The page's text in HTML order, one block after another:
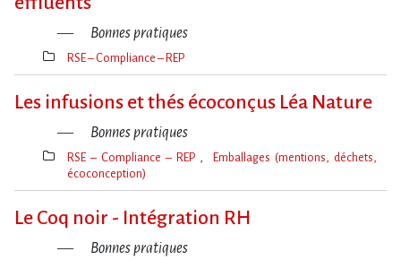
Bonnes pratiques
Thèmes(s)
RSE – Compliance – REP
Les infusions et thés écoconçus Léa Nature
Bonnes pratiques
Thèmes(s)
RSE – Compliance – REP
Emballages (mentions, déchets,
écoconception)
Le Coq noir - Intégration RH
Bonnes pratiques